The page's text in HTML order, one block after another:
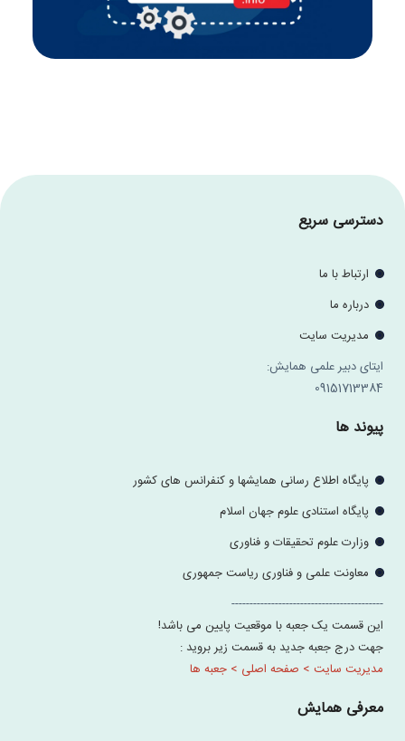
دسترسی سریع
ارتباط با ما
درباره ما
مدیریت سایت
ایتای دبیر علمی همایش:
09151713384
پیوند ها
پایگاه اطلاع رسانی همایشها و کنفرانس های کشور
پایگاه استنادی علوم جهان اسلام
وزارت علوم تحقیقات و فناوری
معاونت علمی و فناوری ریاست جمهوری
------------------------------------------
این قسمت یک جعبه با موقعیت پایین می باشد!
جهت درج جعبه جدید به قسمت زیر بروید :
مدیریت سایت > صفحه اصلی > جعبه ها
معرفی همایش